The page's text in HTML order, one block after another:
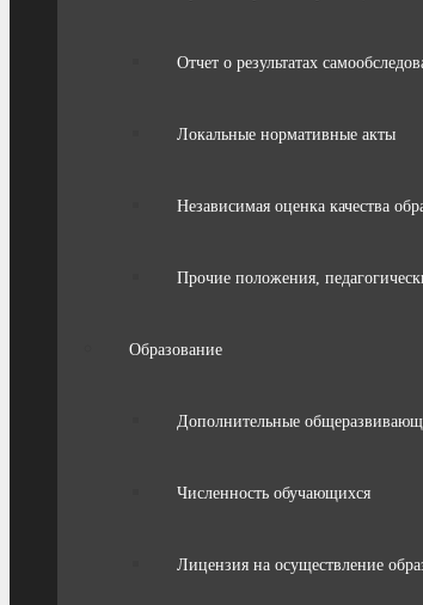
Отчет о результатах
Локальные нормативные акты
Независимая оценка качества
Прочие положения,
Образование
Дополнительные
Численность обучающихся
Лицензия на осуществление